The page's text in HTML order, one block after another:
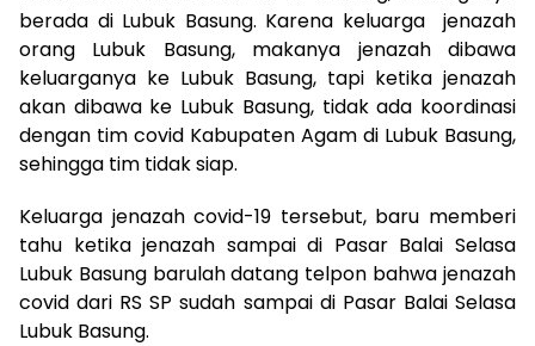
berada di Lubuk Basung. Karena keluarga jenazah
orang Lubuk Basung, makanya jenazah dibawa
keluarganya ke Lubuk Basung, tapi ketika jenazah
akan dibawa ke Lubuk Basung, tidak ada koordinasi
dengan tim covid Kabupaten Agam di Lubuk Basung,
sehingga tim tidak siap.
Keluarga jenazah covid-19 tersebut, baru memberi
tahu ketika jenazah sampai di Pasar Balai Selasa
Lubuk Basung barulah datang telpon bahwa jenazah
covid dari RS SP sudah sampai di Pasar Balai Selasa
Lubuk Basung.